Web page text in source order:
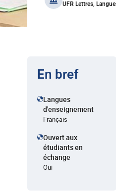
UFR Lettres,
En bref
Langues
d'enseignement
Français
Ouvert aux
étudiants en
échange
Oui